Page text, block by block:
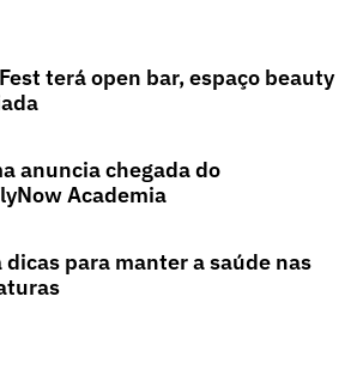
terá open bar, espaço beauty
anuncia chegada do
Academia
para manter a saúde nas